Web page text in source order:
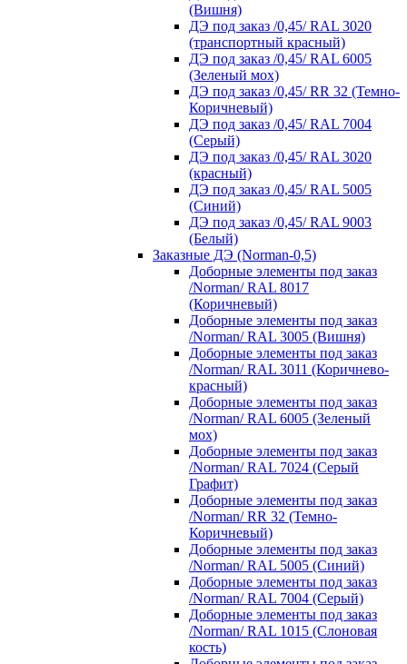
(Вишня)
ДЭ под заказ /0,45/ RAL 3020
(транспортный красный)
ДЭ под заказ /0,45/ RAL 6005
(Зеленый мох)
ДЭ под заказ /0,45/ RR 32 (Темно-
Коричневый)
ДЭ под заказ /0,45/ RAL 7004
(Серый)
ДЭ под заказ /0,45/ RAL 3020
(красный)
ДЭ под заказ /0,45/ RAL 5005
(Синий)
ДЭ под заказ /0,45/ RAL 9003
(Белый)
Заказные ДЭ (Norman-0,5)
Доборные элементы под заказ
/Norman/ RAL 8017
(Коричневый)
Доборные элементы под заказ
/Norman/ RAL 3005 (Вишня)
Доборные элементы под заказ
/Norman/ RAL 3011 (Коричнево-
красный)
Доборные элементы под заказ
/Norman/ RAL 6005 (Зеленый
мох)
Доборные элементы под заказ
/Norman/ RAL 7024 (Серый
Графит)
Доборные элементы под заказ
/Norman/ RR 32 (Темно-
Коричневый)
Доборные элементы под заказ
/Norman/ RAL 5005 (Синий)
Доборные элементы под заказ
/Norman/ RAL 7004 (Серый)
Доборные элементы под заказ
/Norman/ RAL 1015 (Слоновая
кость)